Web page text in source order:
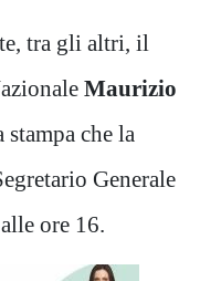
tra gli altri, il
Maurizio
stampa che la
Generale
ore 16.